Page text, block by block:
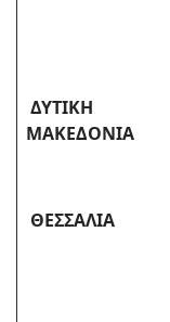
ΔΥΤΙΚΗ
ΜΑΚΕΔΟΝΙΑ
ΘΕΣΣΑΛΙΑ